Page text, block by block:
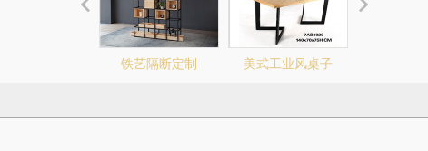
铁艺隔断定制 美式工业风桌子